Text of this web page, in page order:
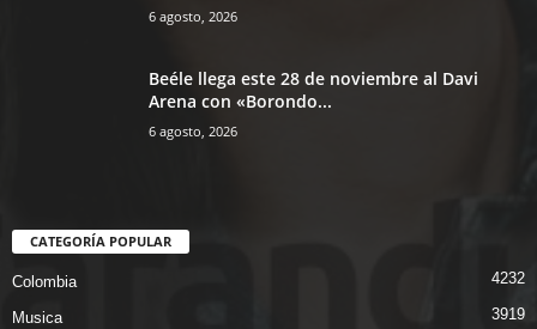
6 agosto, 2026
Beéle llega este 28 de noviembre al Davi
Arena con «Borondo...
6 agosto, 2026
CATEGORÍA POPULAR
Colombia 4232
Musica 3919